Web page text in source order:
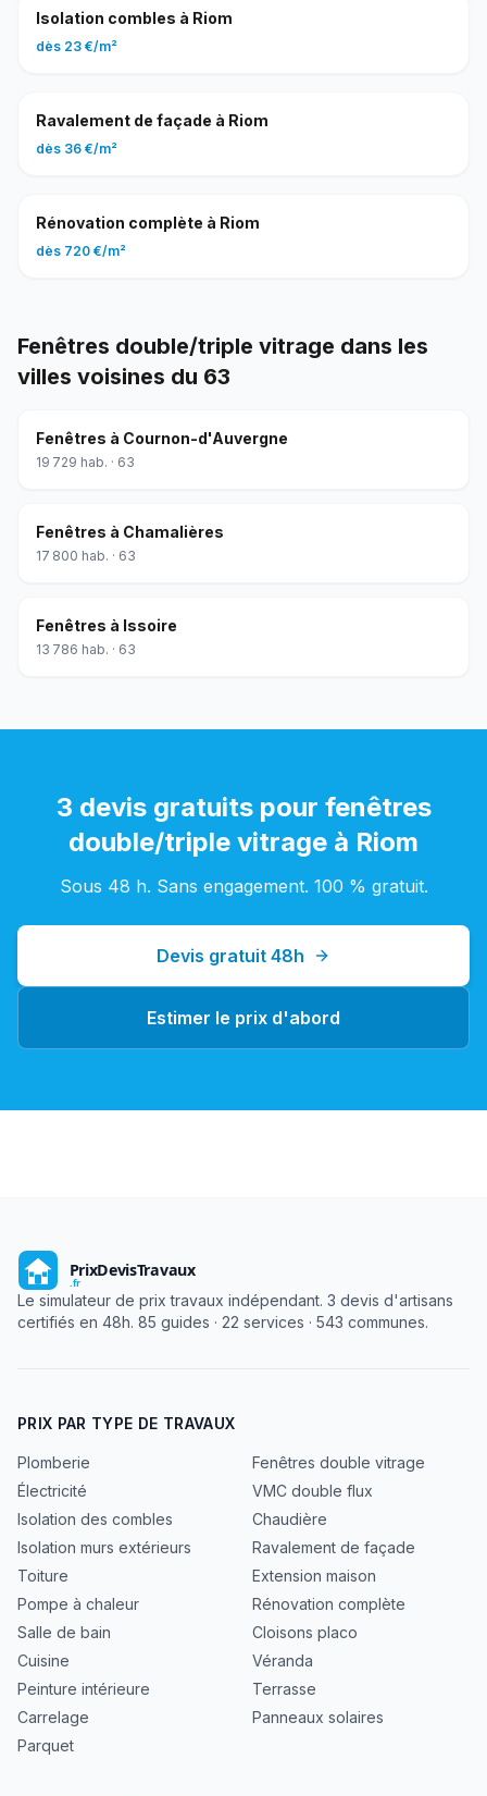
Isolation combles à Riom
dès 23 €/m²
Ravalement de façade à Riom
dès 36 €/m²
Rénovation complète à Riom
dès 720 €/m²
Fenêtres double/triple vitrage dans les
villes voisines du 63
Fenêtres à Cournon-d'Auvergne
19 729 hab. · 63
Fenêtres à Chamalières
17 800 hab. · 63
Fenêtres à Issoire
13 786 hab. · 63
3 devis gratuits pour fenêtres
double/triple vitrage à Riom
Sous 48 h. Sans engagement. 100 % gratuit.
Devis gratuit 48h
Estimer le prix d'abord
Le simulateur de prix travaux indépendant. 3 devis d'artisans
certifiés en 48h. 85 guides · 22 services · 543 communes.
PRIX PAR TYPE DE TRAVAUX
Plomberie
Électricité
Isolation des combles
Isolation murs extérieurs
Toiture
Pompe à chaleur
Salle de bain
Cuisine
Peinture intérieure
Carrelage
Parquet
Fenêtres double vitrage
VMC double flux
Chaudière
Ravalement de façade
Extension maison
Rénovation complète
Cloisons placo
Véranda
Terrasse
Panneaux solaires